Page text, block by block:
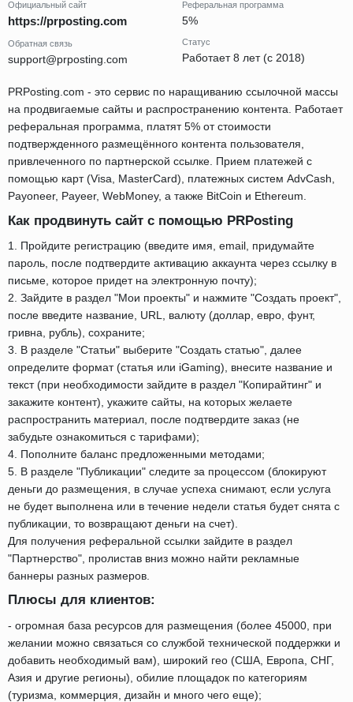
Официальный сайт
https://prposting.com
Обратная связь
support@prposting.com
Реферальная программа
5%
Статус
Работает 8 лет (с 2018)
PRPosting.com - это сервис по наращиванию ссылочной массы
на продвигаемые сайты и распространению контента. Работает
реферальная программа, платят 5% от стоимости
подтвержденного размещённого контента пользователя,
привлеченного по партнерской ссылке. Прием платежей с
помощью карт (Visa, MasterCard), платежных систем AdvCash,
Payoneer, Payeer, WebMoney, а также BitCoin и Ethereum.
Как продвинуть сайт с помощью PRPosting
1. Пройдите регистрацию (введите имя, email, придумайте
пароль, после подтвердите активацию аккаунта через ссылку в
письме, которое придет на электронную почту);
2. Зайдите в раздел "Мои проекты" и нажмите "Создать проект",
после введите название, URL, валюту (доллар, евро, фунт,
гривна, рубль), сохраните;
3. В разделе "Статьи" выберите "Создать статью", далее
определите формат (статья или iGaming), внесите название и
текст (при необходимости зайдите в раздел "Копирайтинг" и
закажите контент), укажите сайты, на которых желаете
распространить материал, после подтвердите заказ (не
забудьте ознакомиться с тарифами);
4. Пополните баланс предложенными методами;
5. В разделе "Публикации" следите за процессом (блокируют
деньги до размещения, в случае успеха снимают, если услуга
не будет выполнена или в течение недели статья будет снята с
публикации, то возвращают деньги на счет).
Для получения реферальной ссылки зайдите в раздел
"Партнерство", пролистав вниз можно найти рекламные
баннеры разных размеров.
Плюсы для клиентов:
- огромная база ресурсов для размещения (более 45000, при
желании можно связаться со службой технической поддержки и
добавить необходимый вам), широкий гео (США, Европа, СНГ,
Азия и другие регионы), обилие площадок по категориям
(туризма, коммерция, дизайн и много чего еще);